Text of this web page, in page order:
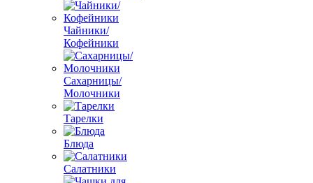
Чайники/
Кофейники
Сахарницы/
Молочники
Тарелки
Блюда
Салатники